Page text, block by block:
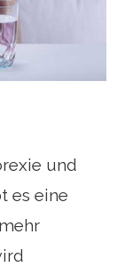
und
es eine